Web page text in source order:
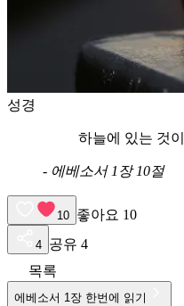
성경
하늘에 있는 것
- 에베소서 1장 10절
10 좋아요 10
4 공유 4
목록
에베소서 1장 한번에 읽기